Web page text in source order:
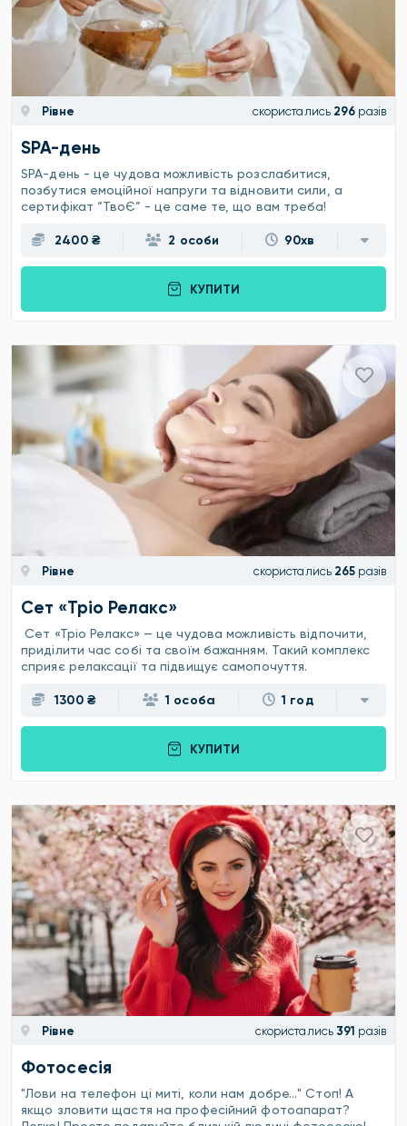
Рівне скористались 296 разів
SPA-день
SPA-день - це чудова можливість розслабитися,
позбутися емоційної напруги та відновити сили, а
сертифікат “ТвоЄ” - це саме те, що вам треба!
2400 ₴ 2 особи 90хв
КУПИТИ
Рівне скористались 265 разів
Сет «Тріо Релакс»
Сет «Тріо Релакс» — це чудова можливість відпочити,
приділити час собі та своїм бажанням. Такий комплекс
сприяє релаксації та підвищує самопочуття.
1300 ₴ 1 особа 1 год
КУПИТИ
Рівне скористались 391 разів
Фотосесія
"Лови на телефон ці миті, коли нам добре…" Стоп! А
якщо зловити щастя на професійний фотоапарат?